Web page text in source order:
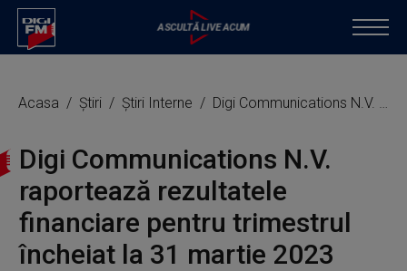
Acasa Știri Știri Interne Digi Communications N.V. raportează rezultatele financiare pentru trimestrul încheiat la 31 martie 2023
Digi Communications N.V.
raportează rezultatele
financiare pentru trimestrul
încheiat la 31 martie 2023